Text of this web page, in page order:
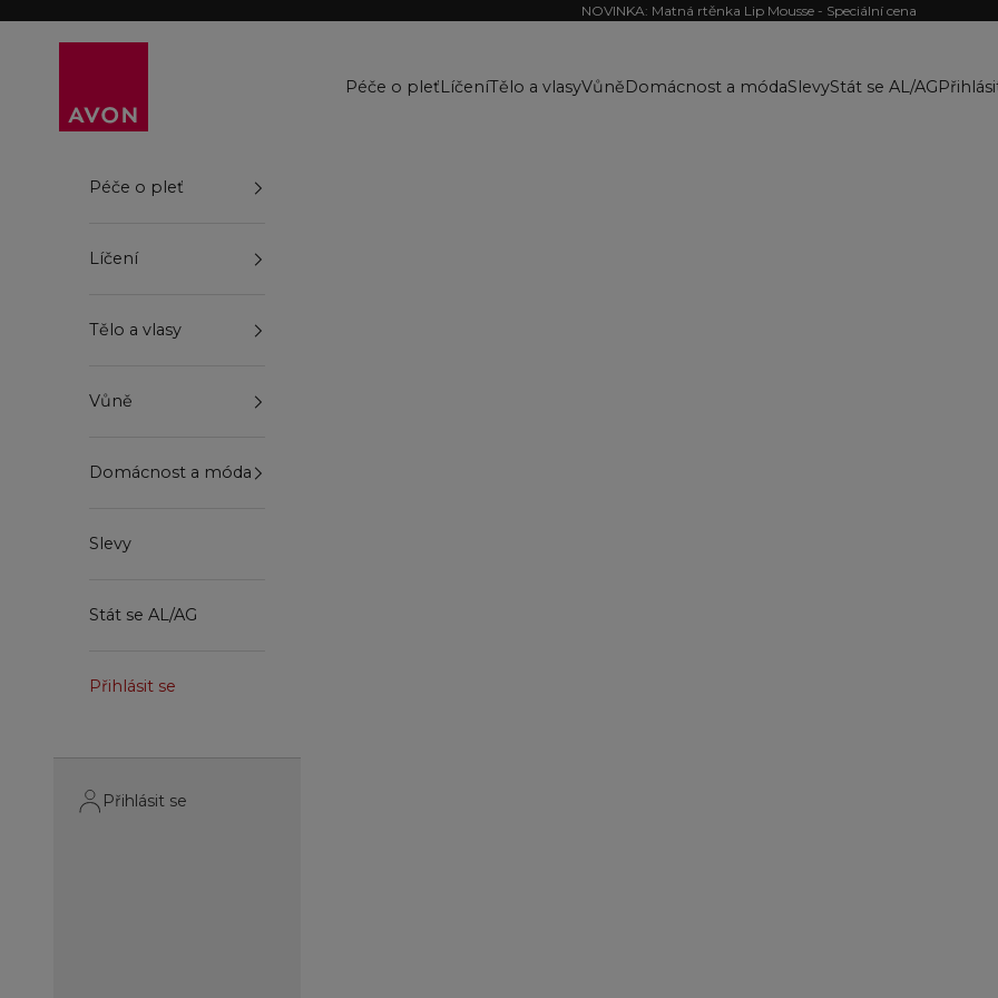
NOVINKA: Matná rtěnka Lip Mousse - Speciální cena
Péče o pleťLíčeníTělo a vlasyVůněDomácnost a módaSlevyStát se AL/AG
Péče o pleť
Líčení
Tělo a vlasy
Vůně
Domácnost a móda
Slevy
Stát se AL/AG
Přihlásit se
Přihlásit se